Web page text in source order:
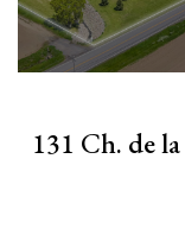
131 Ch. de